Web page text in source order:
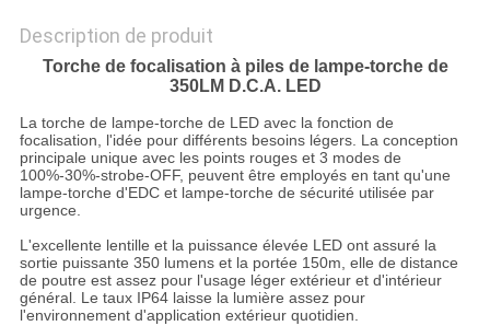
POLITIQUE
CONFIDENTIALITÉ
Description de produit
Torche de focalisation à piles de lampe-torche de
350LM D.C.A. LED
La torche de lampe-torche de LED avec la fonction de
focalisation, l'idée pour différents besoins légers. La conception
principale unique avec les points rouges et 3 modes de
100%-30%-strobe-OFF, peuvent être employés en tant qu'une
lampe-torche d'EDC et lampe-torche de sécurité utilisée par
urgence.
L'excellente lentille et la puissance élevée LED ont assuré la
sortie puissante 350 lumens et la portée 150m, elle de distance
de poutre est assez pour l'usage léger extérieur et d'intérieur
général. Le taux IP64 laisse la lumière assez pour
l'environnement d'application extérieur quotidien.